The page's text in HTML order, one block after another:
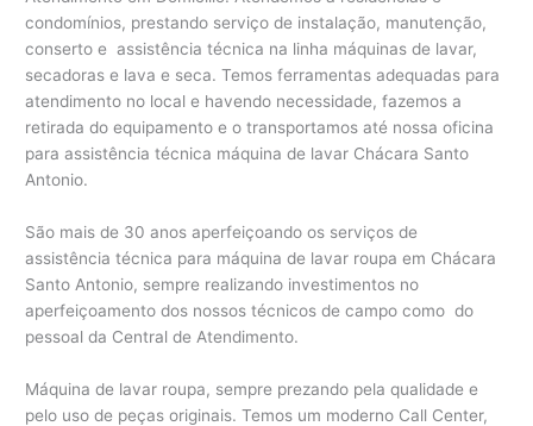
condomínios, prestando serviço de instalação, manutenção,
conserto e assistência técnica na linha máquinas de lavar,
secadoras e lava e seca. Temos ferramentas adequadas para
atendimento no local e havendo necessidade, fazemos a
retirada do equipamento e o transportamos até nossa oficina
para assistência técnica máquina de lavar Chácara Santo
Antonio.
São mais de 30 anos aperfeiçoando os serviços de
assistência técnica para máquina de lavar roupa em Chácara
Santo Antonio, sempre realizando investimentos no
aperfeiçoamento dos nossos técnicos de campo como do
pessoal da Central de Atendimento.
Máquina de lavar roupa, sempre prezando pela qualidade e
pelo uso de peças originais. Temos um moderno Call Center,